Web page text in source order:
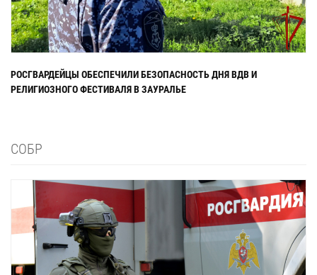
РОСГВАРДЕЙЦЫ ОБЕСПЕЧИЛИ БЕЗОПАСНОСТЬ ДНЯ ВДВ И
РЕЛИГИОЗНОГО ФЕСТИВАЛЯ В ЗАУРАЛЬЕ
СОБР